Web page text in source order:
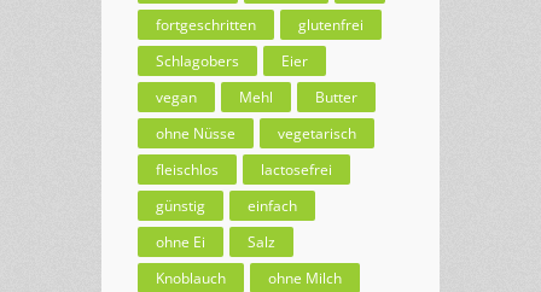
fortgeschritten
glutenfrei
Schlagobers
Eier
vegan
Mehl
Butter
ohne Nüsse
vegetarisch
fleischlos
lactosefrei
günstig
einfach
ohne Ei
Salz
Knoblauch
ohne Milch